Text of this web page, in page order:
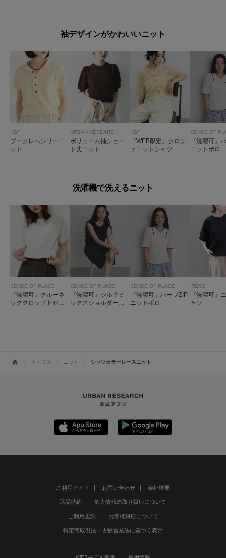
袖デザインがかわいいニット
KBF
ブークレヘンリーニ
ット
URBAN RESEARCH
ボリューム袖ショー
ト丈ニット
KBF
『WEB限定』クロシ
ェニットシャツ
SENSE OF
『洗濯可』
ニットポロ
洗濯機で洗えるニット
SENSE OF PLACE
『洗濯可』クルーネ
ッククロップドセー
SENSE OF PLACE
『洗濯可』シルクミ
ックスショルダータ
SENSE OF PLACE
『洗濯可』ハーフZIP
ニットポロ
ITEMS
『洗濯可』
ャツ
トップス ニット シャツカラーレースニット
ご利用ガイド お問い合わせ 会社概要
返品特約 個人情報の取り扱いについて
ご利用規約 お客様対応について
特定商取引法・古物営業法に基づく表示